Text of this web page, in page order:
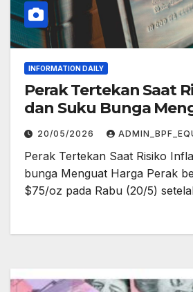
INFORMATION DAILY
Perak Tertekan Saat
dan Suku Bunga
20/05/2026
Perak Tertekan Saat Risiko
bunga Menguat Harga Perak
$75/oz pada Rabu (20/5)